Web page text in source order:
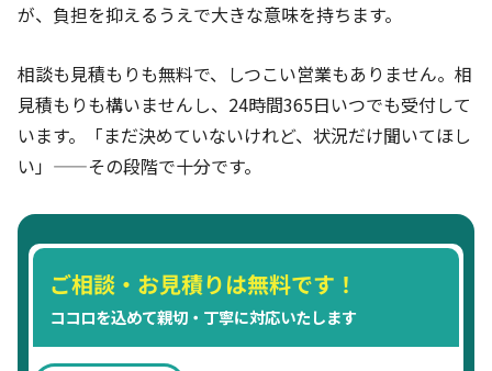
が、負担を抑えるうえで大きな意味を持ちます。
相談も見積もりも無料で、しつこい営業もありません。相
見積もりも構いませんし、24時間365日いつでも受付して
います。「まだ決めていないけれど、状況だけ聞いてほし
い」——その段階で十分です。
ご相談・お見積りは無料です！
ココロを込めて親切・丁寧に対応いたします